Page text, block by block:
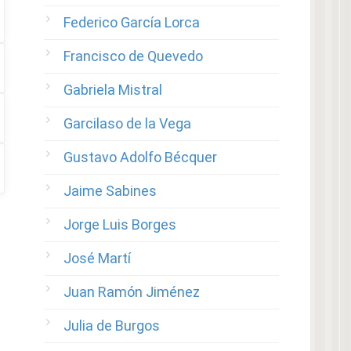
Federico García Lorca
Francisco de Quevedo
Gabriela Mistral
Garcilaso de la Vega
Gustavo Adolfo Bécquer
Jaime Sabines
Jorge Luis Borges
José Martí
Juan Ramón Jiménez
Julia de Burgos